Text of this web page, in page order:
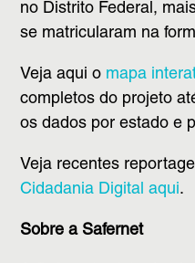
no Distrito Federal,
se matricularam na
Veja aqui o mapa
completos do projeto
os dados por estado e
Veja recentes
Cidadania Digital aqui.
Sobre a Safernet